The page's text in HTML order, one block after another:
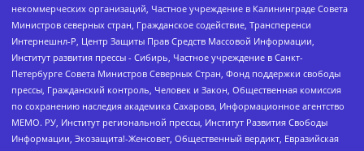
некоммерческих организаций, Частное учреждение в Калининграде Совета
Министров северных стран, Гражданское содействие, Трансперенси
Интернешнл-Р, Центр Защиты Прав Средств Массовой Информации,
Институт развития прессы - Сибирь, Частное учреждение в Санкт-
Петербурге Совета Министров Северных Стран, Фонд поддержки свободы
прессы, Гражданский контроль, Человек и Закон, Общественная комиссия
по сохранению наследия академика Сахарова, Информационное агентство
МЕМО. РУ, Институт региональной прессы, Институт Развития Свободы
Информации, Экозащита!-Женсовет, Общественный вердикт, Евразийская